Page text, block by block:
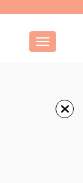
Toggle